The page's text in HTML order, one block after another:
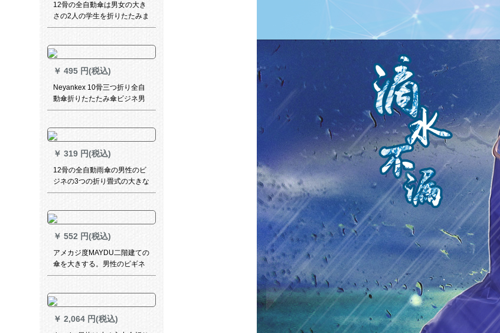
12骨の全自動傘は男女の大き
さの2人の学生を折りたたみま
す。
￥ 495 円(税込)
Neyankex 10骨三つ折り全自
動傘折りたたたみ傘ビジネ男
性木綿ヴェディ紳士傘カスタ
￥ 319 円(税込)
12骨の全自動雨傘の男性のビ
ジネの3つの折り畳式の大きな
傘は自ら晴雨を収めてから傘
の全自動青を固めます。
￥ 552 円(税込)
アメカジ度MAYDU二階建ての
傘を大きする。男性のビギネ
はスゴい柄の傘は自動的にM
￥ 2,064 円(税込)